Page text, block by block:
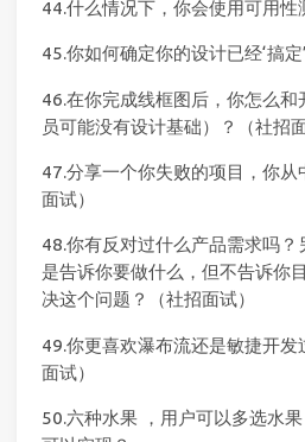
44.什么情况下，你会使用可用性
45.你如何确定你的设计已经‘搞定
46.在你完成线框图后，你怎么和
员可能没有设计基础）？（社招面
47.分享一个你失败的项目，你从
面试）
48.你有反对过什么产品需求吗？
是告诉你要做什么，但不告诉你
决这个问题？（社招面试）
49.你更喜欢瀑布流还是敏捷开发
面试）
50.六种水果 ，用户可以多选水